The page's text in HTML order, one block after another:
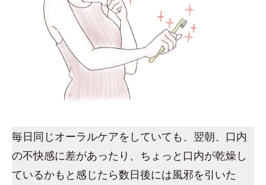
毎日同じオーラルケアをしていても、翌朝、口内
の不快感に差があったり、ちょっと口内が乾燥し
ているかもと感じたら数日後には風邪を引いた